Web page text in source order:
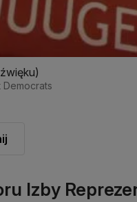
Democrats
Izby